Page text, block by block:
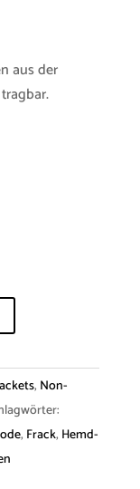
aus der
, Non-
, Frack, Hemd-